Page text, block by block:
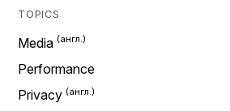
TOPICS
Media
Performance
Privacy